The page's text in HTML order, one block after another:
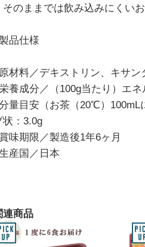
そのままでは飲み込みにくいお
品仕様
材料／デキストリン、キサ
養成分／（100g当たり）エ
量目安（お茶（20℃）100mL
状：3.0g
味期限／製造後1年6ヶ月
産国／日本
連商品